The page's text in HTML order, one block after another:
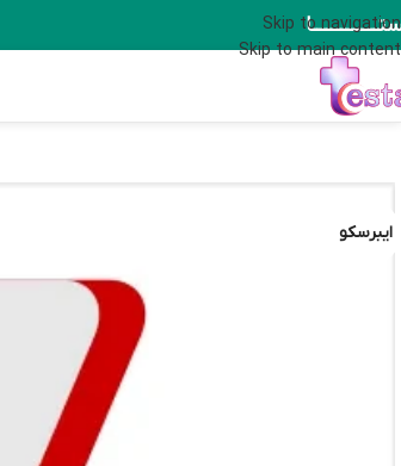
Skip to navigation
Skip to main content
ایبرسکو